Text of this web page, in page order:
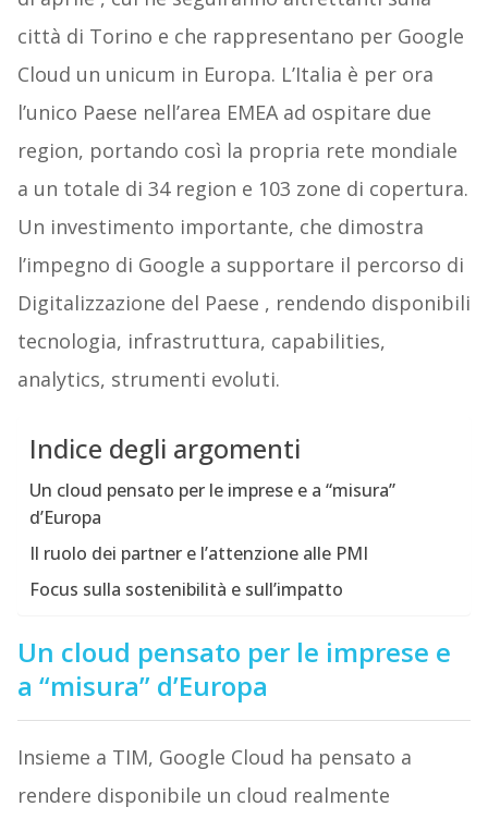
città di Torino e che rappresentano per Google
Cloud un unicum in Europa. L’Italia è per ora
l’unico Paese nell’area EMEA ad ospitare due
region, portando così la propria rete mondiale
a un totale di 34 region e 103 zone di copertura.
Un investimento importante, che dimostra
l’impegno di Google a supportare il percorso di
Digitalizzazione del Paese , rendendo disponibili
tecnologia, infrastruttura, capabilities,
analytics, strumenti evoluti.
Indice degli argomenti
Un cloud pensato per le imprese e a “misura”
d’Europa
Il ruolo dei partner e l’attenzione alle PMI
Focus sulla sostenibilità e sull’impatto
Un cloud pensato per le imprese e
a “misura” d’Europa
Insieme a TIM, Google Cloud ha pensato a
rendere disponibile un cloud realmente